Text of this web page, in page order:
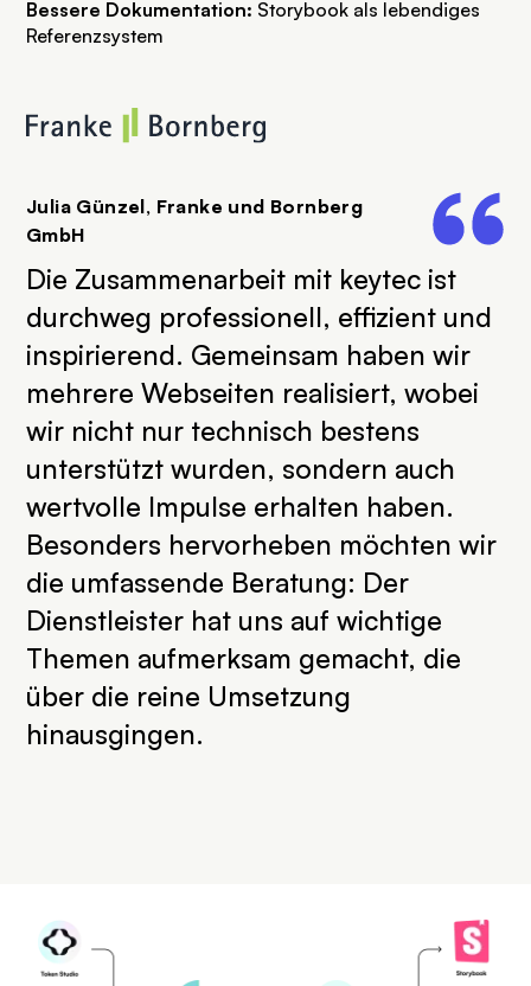
Bessere Dokumentation: Storybook als lebendiges
Referenzsystem
SVG
Julia Günzel, Franke und Bornberg
GmbH
Die Zusammenarbeit mit keytec ist
durchweg professionell, effizient und
inspirierend. Gemeinsam haben wir
mehrere Webseiten realisiert, wobei
wir nicht nur technisch bestens
unterstützt wurden, sondern auch
wertvolle Impulse erhalten haben.
Besonders hervorheben möchten wir
die umfassende Beratung: Der
Dienstleister hat uns auf wichtige
Themen aufmerksam gemacht, die
über die reine Umsetzung
hinausgingen.